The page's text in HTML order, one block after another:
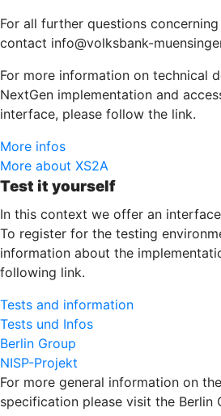
For all further questions
contact info@volksbank-
For more information on technical
NextGen implementation and
interface, please follow the link.
More infos
More about XS2A
Test it yourself
In this context we offer an
To register for the testing
information about the
following link.
Tests and information
Tests und Infos
Berlin Group
NISP-Projekt
For more general information on
specification please visit the Berlin